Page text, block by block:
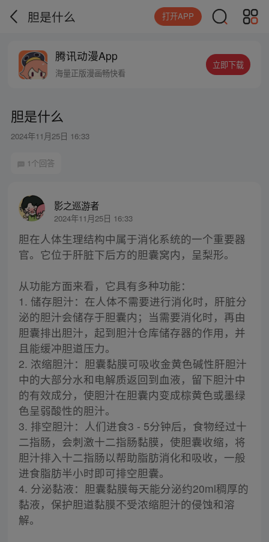
胆是什么 打开APP
腾讯动漫App
海量正版漫画畅快看
立即下载
胆是什么
2024年11月25日 16:33
1个回答
影之巡游者
2024年11月25日 16:33
胆在人体生理结构中属于消化系统的一个重要器
官。它位于肝脏下后方的胆囊窝内，呈梨形。
从功能方面来看，它具有多种功能：
1. 储存胆汁：在人体不需要进行消化时，肝脏分
泌的胆汁会储存于胆囊内；当需要消化时，再由
胆囊排出胆汁，起到胆汁仓库储存器的作用，并
且能缓冲胆道压力。
2. 浓缩胆汁：胆囊黏膜可吸收金黄色碱性肝胆汁
中的大部分水和电解质返回到血液，留下胆汁中
的有效成分，使胆汁在胆囊内变成棕黄色或墨绿
色呈弱酸性的胆汁。
3. 排空胆汁：人们进食3 - 5分钟后，食物经过十
二指肠，会刺激十二指肠黏膜，使胆囊收缩，将
胆汁排入十二指肠以帮助脂肪消化和吸收，一般
进食脂肪半小时即可排空胆囊。
4. 分泌黏液：胆囊黏膜每天能分泌约20ml稠厚的
黏液，保护胆道黏膜不受浓缩胆汁的侵蚀和溶
解。